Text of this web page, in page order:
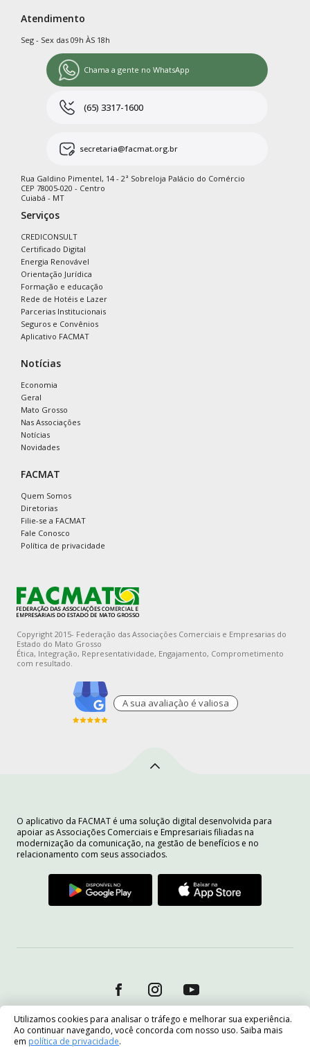
Utilizamos cookies para analisar o tráfego e melhorar sua experiência.
Ao continuar navegando, você concorda com nosso uso. Saiba mais
em política de privacidade.
Atendimento
Seg - Sex das 09h ÀS 18h
Chama a gente no WhatsApp
(65) 3317-1600
secretaria@facmat.org.br
Rua Galdino Pimentel, 14 - 2ª Sobreloja Palácio do Comércio
CEP 78005-020 - Centro
Cuiabá - MT
Serviços
CREDICONSULT
Certificado Digital
Energia Renovável
Orientação Jurídica
Formação e educação
Rede de Hotéis e Lazer
Parcerias Institucionais
Seguros e Convênios
Aplicativo FACMAT
Notícias
Economia
Geral
Mato Grosso
Nas Associações
Notícias
Novidades
FACMAT
Quem Somos
Diretorias
Filie-se a FACMAT
Fale Conosco
Política de privacidade
Copyright 2015- Federação das Associações Comerciais e Empresarias do
Estado do Mato Grosso
Ética, Integração, Representatividade, Engajamento, Comprometimento
com resultado.
A sua avaliaçào é valiosa
O aplicativo da FACMAT é uma solução digital desenvolvida para
apoiar as Associações Comerciais e Empresariais filiadas na
modernização da comunicação, na gestão de benefícios e no
relacionamento com seus associados.